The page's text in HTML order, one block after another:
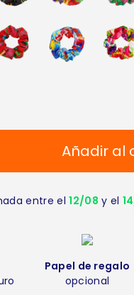
Añadir al
entre el12/08 y el
Papel de regalo
opcional